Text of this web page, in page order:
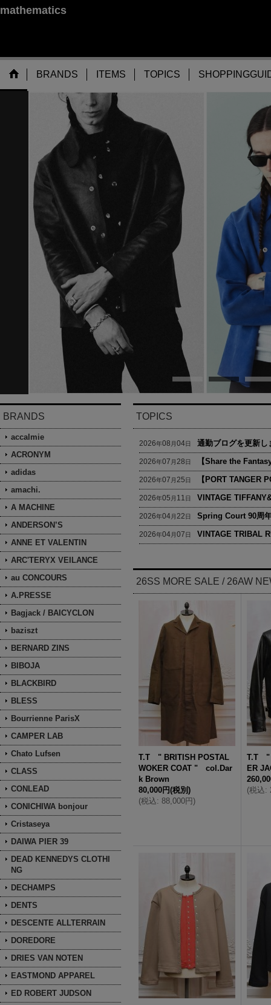
mathematics
BRANDS ITEMS TOPICS
BRANDS
accalmie
ACRONYM
adidas
amachi.
A MACHINE
ANDERSON’S
ANNE ET VALENTIN
ARC'TERYX VEILANCE
au CONCOURS
A.PRESSE
Bagjack / BAICYCLON
baziszt
BERNARD ZINS
BIBOJA
BLACKBIRD
BLESS
Bourrienne ParisX
CAMPER LAB
Chato Lufsen
CLASS
CONLEAD
CONICHIWA bonjour
Cristaseya
DAIWA PIER 39
DEAD KENNEDYS CLOTHI
NG
DECHAMPS
DENTS
DESCENTE ALLTERRAIN
DOREDORE
DRIES VAN NOTEN
EASTMOND APPAREL
ED ROBERT JUDSON
TOPICS
2026年08 月04日 通勤ブログを更新し
2026年07 月28 日 【Share the
2026年07 月25 日 【PORT TANGER
2026年05 月 11 日 VINTAGE
2026年04月22 日 Spring Court 90周
2026年04月07 日 VINTAGE TRIBAL
26SS MORE SALE / 26AW
T.T " BRITISH POSTAL
WOKER COAT " col.Dar
k Brown
80,000円(税別)
(税込: 88,000円)
T.T "
ER
(税込: